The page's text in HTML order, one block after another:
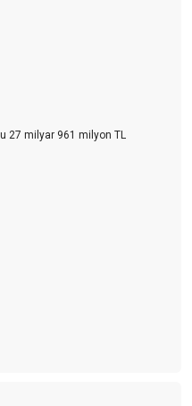
27 milyar 961 milyon TL